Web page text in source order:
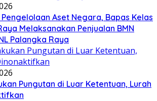
Aset Negara, Bapas Kelas
Melaksanakan Penjualan BMN
Palangka Raya
Pungutan di Luar Ketentuan, Lurah